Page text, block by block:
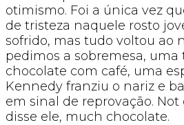
otimismo. Foi a única vez
de tristeza naquele rosto
sofrido, mas tudo voltou ao
pedimos a sobremesa, uma
chocolate com café, uma
Kennedy franziu o nariz e
em sinal de reprovação.
disse ele, much chocolate.